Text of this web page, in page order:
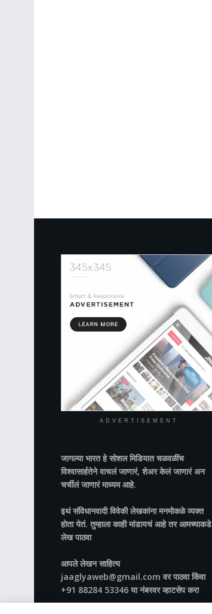
ADVERTISEMENT
जागल्या भारतहे सोशल मिडियात चळवळींच
विश्वासार्हतेने वाचलं जाणारं, शेअर केलं जाणारं अन
चर्चीलं जाणारं माध्यम आहे.
इथं संविधानवादी विवेकी लेखकांना मनमोकळे व्यक्त
होता येतं. तुम्हाला काही मांडायचं आहे तर आमच्याकडे
लेख पाठवा
आपले लेखन साहित्य
jaaglyaweb@gmail.com वर पाठवा किंवा
+91 88284 53346 या नंबरवर व्हाटसेप करा